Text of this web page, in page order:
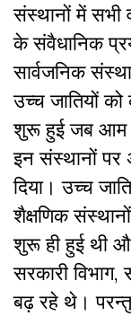
संस्थानों में सभी
के संवैधानिक
सार्वजनिक
उच्च जातियों
शुरू हुई जब आम
इन संस्थानों
दिया। उच्च
शैक्षणिक
शुरू ही हुई थी
सरकारी
बढ़ रहे थे।